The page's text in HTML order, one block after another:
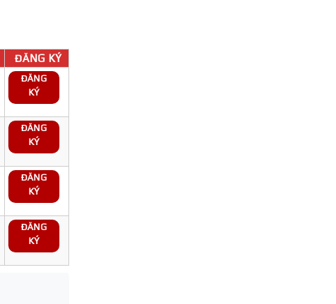
ĐĂNG KÝ
ĐĂNG
KÝ
ĐĂNG
KÝ
ĐĂNG
KÝ
ĐĂNG
KÝ